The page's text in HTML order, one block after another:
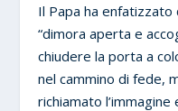
Il Papa ha enfatizzato
“dimora aperta e
chiudere la porta a
nel cammino di fede,
richiamato